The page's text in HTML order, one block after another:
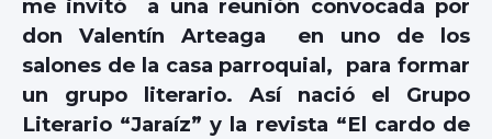
me invitó a una reunión convocada por
don Valentín Arteaga en uno de los
salones de la casa parroquial, para formar
un grupo literario. Así nació el Grupo
Literario “Jaraíz” y la revista “El cardo de